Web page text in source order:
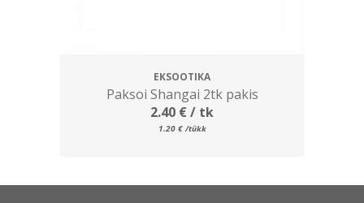
EKSOOTIKA
Paksoi Shangai 2tk pakis
2.40 €/ tk
1.20 € /tükk